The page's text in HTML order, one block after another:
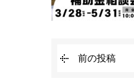
前の投稿